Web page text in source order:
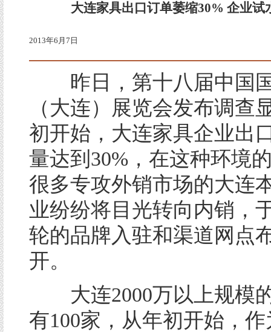
大连家具出口订单萎缩30% 企业试
2013年6月7日
昨日，第十八届中国
（大连）展览会发布调查
初开始，大连家具企业出
量达到30%，在这种环境
很多专攻外销市场的大连
业纷纷将目光转向内销，
轮的品牌入驻和渠道网点
开。
大连2000万以上规模
有100家，从年初开始，